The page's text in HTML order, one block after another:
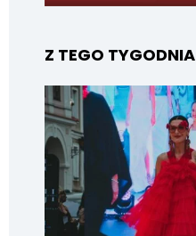
Z TEGO TYGODNIA